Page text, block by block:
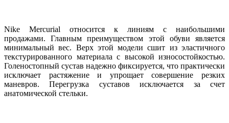
Nike Mercurial относится к линиям с наибольшими
продажами. Главным преимуществом этой обуви является
минимальный вес. Верх этой модели сшит из эластичного
текстурированного материала с высокой износостойкостью.
Голеностопный сустав надежно фиксируется, что практически
исключает растяжение и упрощает совершение резких
маневров. Перегрузка суставов исключается за счет
анатомической стельки.